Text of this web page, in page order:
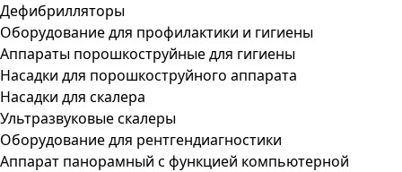
Дефибрилляторы
Оборудование для профилактики и гигиены
Аппараты порошкоструйные для гигиены
Насадки для порошкоструйного аппарата
Насадки для скалера
Ультразвуковые скалеры
Оборудование для рентгендиагностики
Аппарат панорамный с функцией компьютерной